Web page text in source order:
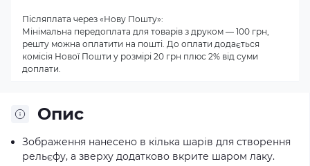
Опис
Зображення нанесено в кілька шарів для створення
рельєфу, а зверху додатково вкрите шаром лаку.
Післяплата через «Нову Пошту»:
Мінімальна передоплата для товарів з друком — 100 грн,
решту можна оплатити на пошті. До оплати додається
комісія Нової Пошти у розмірі 20 грн плюс 2% від суми
доплати.